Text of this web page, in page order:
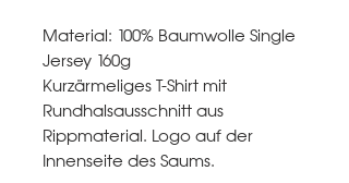
Material: 100% Baumwolle Single
Jersey 160g
Kurzärmeliges T-Shirt mit
Rundhalsausschnitt aus
Rippmaterial. Logo auf der
Innenseite des Saums.